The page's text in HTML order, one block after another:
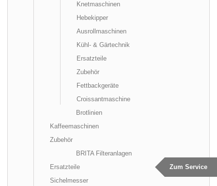
Knetmaschinen
Hebekipper
Ausrollmaschinen
Kühl- & Gärtechnik
Ersatzteile
Zubehör
Fettbackgeräte
Croissantmaschine
Brotlinien
Kaffeemaschinen
Zubehör
BRITA Filteranlagen
Ersatzteile
Sichelmesser
Zum Service